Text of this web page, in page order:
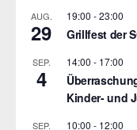
AUG.
29
19:00 -23:00
Grillfest der
SEP.
4
14:00 - 17:00
Kinder- und
SEP. 10:00 - 12:00